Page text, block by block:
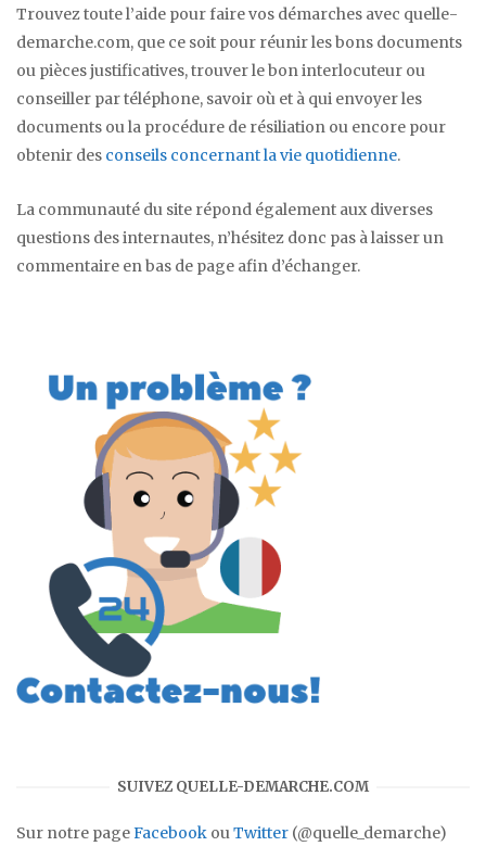
Trouvez toute l’aide pour faire vos démarches avec quelle-
demarche.com, que ce soit pour réunir les bons documents
ou pièces justificatives, trouver le bon interlocuteur ou
conseiller par téléphone, savoir où et à qui envoyer les
documents ou la procédure de résiliation ou encore pour
obtenir des conseils concernant la vie quotidienne.
La communauté du site répond également aux diverses
questions des internautes, n’hésitez donc pas à laisser un
commentaire en bas de page afin d’échanger.
SUIVEZ QUELLE-DEMARCHE.COM
Sur notre pageFacebook ouTwitter (@quelle_demarche)